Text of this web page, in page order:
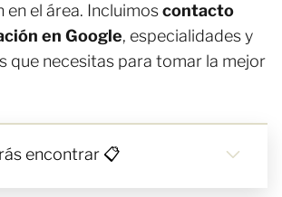
en el área. Incluimoscontacto
en Google, especialidades y
que necesitas para tomar la mejor
encontrar 📋